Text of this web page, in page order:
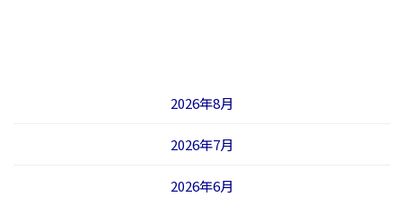
2026年8月
2026年7月
2026年6月